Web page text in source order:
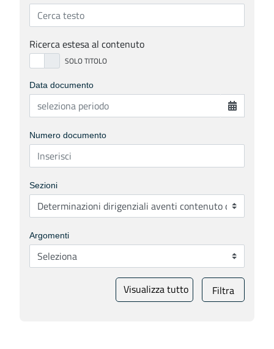
Ricerca estesa al contenuto
Data documento
Numero documento
Sezioni
Argomenti
Visualizza tutto Filtra